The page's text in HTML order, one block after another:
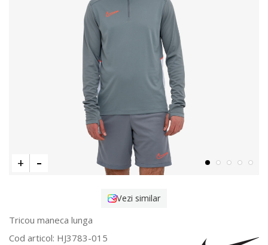
Vezi similar
Tricou maneca lunga
Cod articol: HJ3783-015